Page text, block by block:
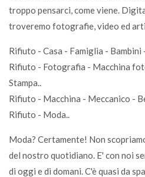
troppo pensarci, come viene.
troveremo fotografie, video ed
Rifiuto - Casa - Famiglia - Bambini
Rifiuto - Fotografia - Macchina
Stampa..
Rifiuto - Macchina - Meccanico -
Rifiuto - Moda..
Moda? Certamente! Non
del nostro quotidiano. E' con noi
di oggi e di domani. C'è quasi da